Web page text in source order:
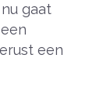
gaat
een